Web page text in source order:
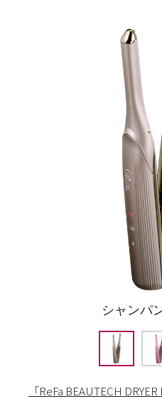
シャンパ
「ReFa BEAUTECH